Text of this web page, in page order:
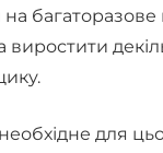
для